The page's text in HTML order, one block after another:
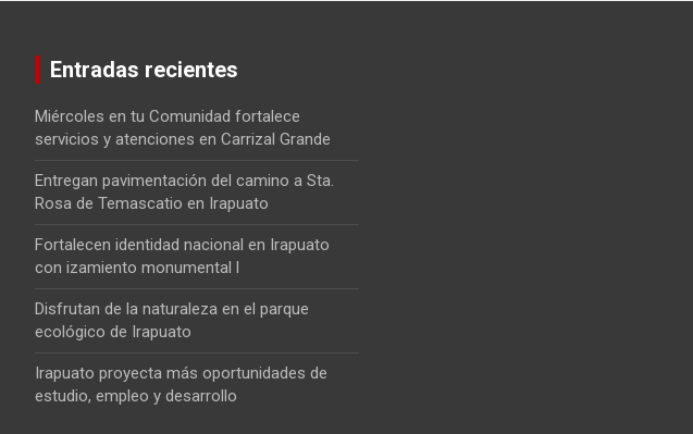
Entradas recientes
Miércoles en tu Comunidad fortalece
servicios y atenciones en Carrizal Grande
Entregan pavimentación del camino a Sta.
Rosa de Temascatio en Irapuato
Fortalecen identidad nacional en Irapuato
con izamiento monumental l
Disfrutan de la naturaleza en el parque
ecológico de Irapuato
Irapuato proyecta más oportunidades de
estudio, empleo y desarrollo